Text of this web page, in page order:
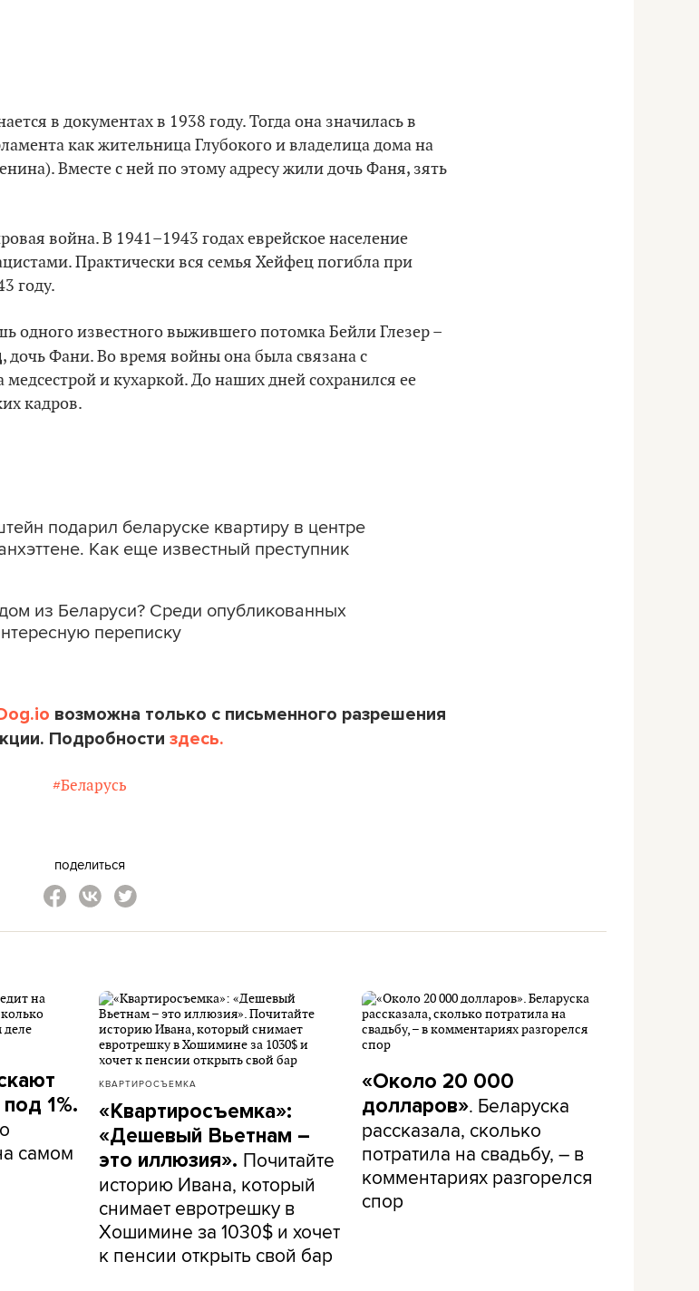
в документах в 1938 году. Тогда она значилась в
как жительница Глубокого и владелица дома на
Вместе с ней по этому адресу жили дочь Фаня, зять
война. В 1941–1943 годах еврейское население
Практически вся семья Хейфец погибла при
году.
одного известного выжившего потомка Бейли Глезер –
, дочь Фани. Во время войны она была связана с
и кухаркой. До наших дней сохранился ее
кадров.
подарил беларуске квартиру в центре
Как еще известный преступник
из Беларуси? Среди опубликованных
переписку
возможна только с письменного разрешения
Подробности здесь.
#Беларусь
поделиться
1%.
самом
КВАРТИРОСЪЕМКА
«Квартиросъемка»:
«Дешевый Вьетнам –
это иллюзия». Почитайте
историю Ивана, который
снимает евротрешку в
Хошимине за 1030$ и хочет
к пенсии открыть свой бар
«Около 20 000
долларов». Беларуска
рассказала, сколько
потратила на свадьбу, – в
комментариях разгорелся
спор